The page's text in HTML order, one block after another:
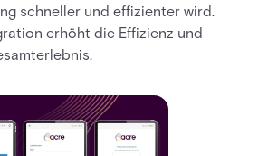
schneller und effizienter wird.
erhöht die Effizienz und